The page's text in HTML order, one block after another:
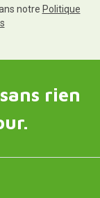
notre Politique
rien